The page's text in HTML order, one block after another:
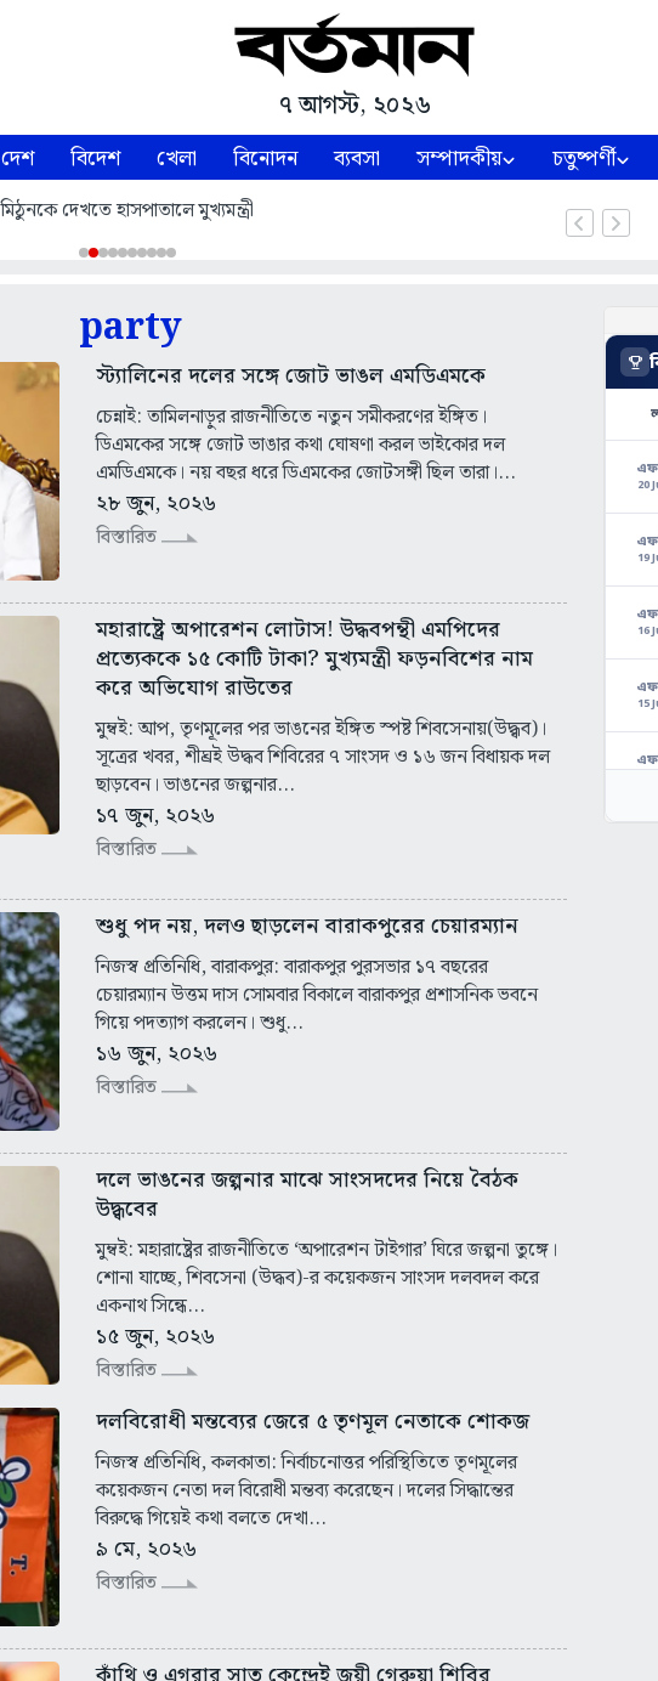
৭ আগস্ট, ২০২৬
দেশ বিদেশ খেলা বিনোদন ব্যবসা সম্পাদকীয় চতুষ্পর্ণী
মিঠুনকে দেখতে হাসপাতালে মুখ্যমন্ত্রী
party
স্ট্যালিনের দলের সঙ্গে জোট ভাঙল এমডিএমকে
চেন্নাই: তামিলনাড়ুর রাজনীতিতে নতুন সমীকরণের ইঙ্গিত।
ডিএমকের সঙ্গে জোট ভাঙার কথা ঘোষণা করল ভাইকোর দল
এমডিএমকে। নয় বছর ধরে ডিএমকের জোটসঙ্গী ছিল তারা।...
২৮ জুন, ২০২৬
বিস্তারিত
মহারাষ্ট্রে অপারেশন লোটাস! উদ্ধবপন্থী এমপিদের
প্রত্যেককে ১৫ কোটি টাকা? মুখ্যমন্ত্রী ফড়নবিশের নাম
করে অভিযোগ রাউতের
মুম্বই: আপ, তৃণমূলের পর ভাঙনের ইঙ্গিত স্পষ্ট শিবসেনায়(উদ্ধ্বব)।
সূত্রের খবর, শীঘ্রই উদ্ধব শিবিরের ৭ সাংসদ ও ১৬ জন বিধায়ক দল
ছাড়বেন। ভাঙনের জল্পনার...
১৭ জুন, ২০২৬
বিস্তারিত
শুধু পদ নয়, দলও ছাড়লেন বারাকপুরের চেয়ারম্যান
নিজস্ব প্রতিনিধি, বারাকপুর: বারাকপুর পুরসভার ১৭ বছরের
চেয়ারম্যান উত্তম দাস সোমবার বিকালে বারাকপুর প্রশাসনিক ভবনে
গিয়ে পদত্যাগ করলেন। শুধু...
১৬ জুন, ২০২৬
বিস্তারিত
দলে ভাঙনের জল্পনার মাঝে সাংসদদের নিয়ে বৈঠক
উদ্ধ্ববের
মুম্বই: মহারাষ্ট্রের রাজনীতিতে ‘অপারেশন টাইগার’ ঘিরে জল্পনা তুঙ্গে।
শোনা যাচ্ছে, শিবসেনা (উদ্ধব)-র কয়েকজন সাংসদ দলবদল করে
একনাথ সিন্ধে...
১৫ জুন, ২০২৬
বিস্তারিত
দলবিরোধী মন্তব্যের জেরে ৫ তৃণমূল নেতাকে শোকজ
নিজস্ব প্রতিনিধি, কলকাতা: নির্বাচনোত্তর পরিস্থিতিতে তৃণমূলের
কয়েকজন নেতা দল বিরোধী মন্তব্য করেছেন। দলের সিদ্ধান্তের
বিরুদ্ধে গিয়েই কথা বলতে দেখা...
৯ মে, ২০২৬
বিস্তারিত